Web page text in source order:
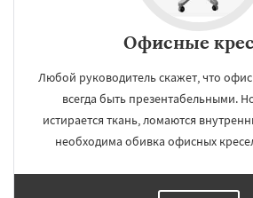
Офисные
Любой руководитель скажет, что
всегда быть презентабельными.
истирается ткань, ломаются
необходима обивка офисных